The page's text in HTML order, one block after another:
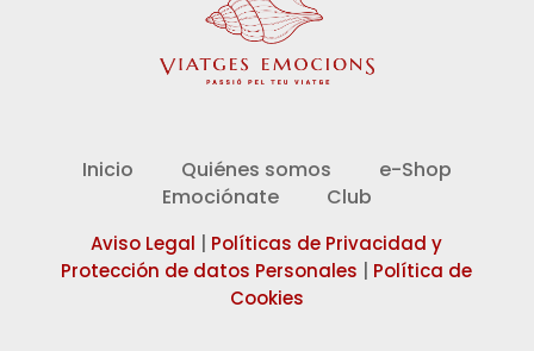
Inicio Quiénes somos
e-Shop
Emociónate
Club
Aviso Legal
Políticas de Privacidad y
Protección de datos Personales
Política de
Cookies